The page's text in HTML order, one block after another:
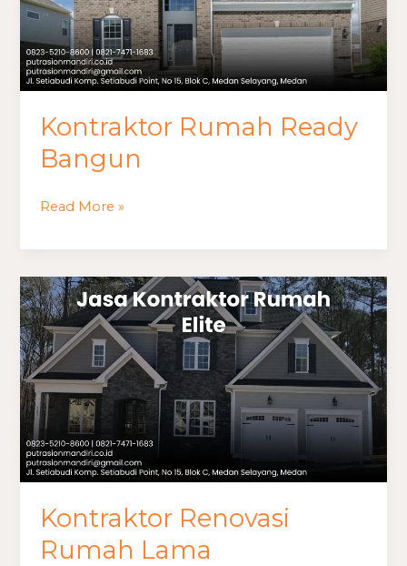
Kontraktor Rumah Ready
Bangun
Read More »
Kontraktor Renovasi
Rumah Lama
Kontraktor
Renovasi
Rumah
Lama